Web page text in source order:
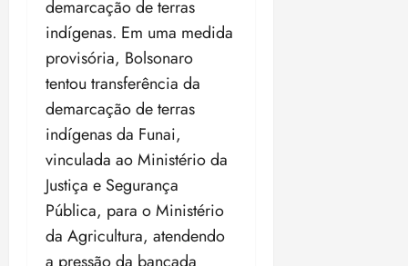
demarcação de terras
indígenas. Em uma medida
provisória, Bolsonaro
tentou transferência da
demarcação de terras
indígenas da Funai,
vinculada ao Ministério da
Justiça e Segurança
Pública, para o Ministério
da Agricultura, atendendo